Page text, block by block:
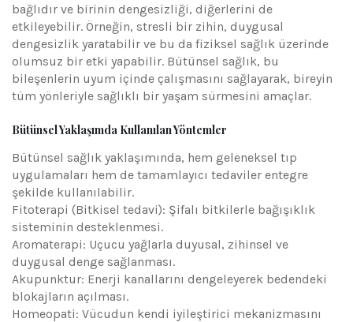
bağlıdır ve birinin dengesizliği, diğerlerini de
etkileyebilir. Örneğin, stresli bir zihin, duygusal
dengesizlik yaratabilir ve bu da fiziksel sağlık üzerinde
olumsuz bir etki yapabilir. Bütünsel sağlık, bu
bileşenlerin uyum içinde çalışmasını sağlayarak, bireyin
tüm yönleriyle sağlıklı bir yaşam sürmesini amaçlar.
Bütünsel Yaklaşımda Kullanılan Yöntemler
Bütünsel sağlık yaklaşımında, hem geleneksel tıp
uygulamaları hem de tamamlayıcı tedaviler entegre
şekilde kullanılabilir.
Fitoterapi (Bitkisel tedavi): Şifalı bitkilerle bağışıklık
sisteminin desteklenmesi.
Aromaterapi: Uçucu yağlarla duyusal, zihinsel ve
duygusal denge sağlanması.
Akupunktur: Enerji kanallarını dengeleyerek bedendeki
blokajların açılması.
Homeopati: Vücudun kendi iyileştirici mekanizmasını